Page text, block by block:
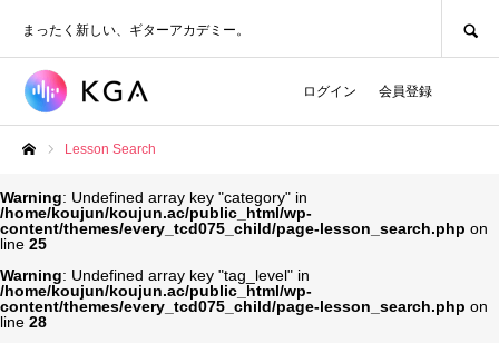
まったく新しい、ギターアカデミー。
ログイン 会員登録
Lesson Search
Warning: Undefined array key "category" in
/home/koujun/koujun.ac/public_html/wp-
content/themes/every_tcd075_child/page-lesson_search.php on
line 25
Warning: Undefined array key "tag_level" in
/home/koujun/koujun.ac/public_html/wp-
content/themes/every_tcd075_child/page-lesson_search.php on
line 28